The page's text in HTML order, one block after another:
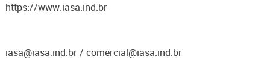
https://www.iasa.ind.br
iasa@iasa.ind.br / comercial@iasa.ind.br